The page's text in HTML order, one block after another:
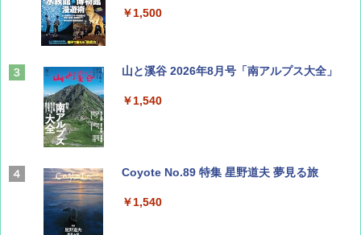
￥1,500
山と溪谷 2026年8月号「南アルプス大全」
￥1,540
Coyote No.89 特集 星野道夫 夢見る旅
￥1,540